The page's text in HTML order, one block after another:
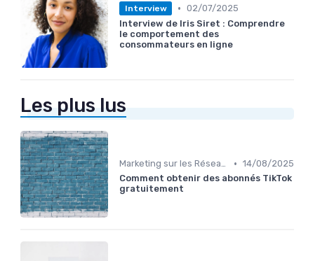
Interview • 02/07/2025
Interview de Iris Siret : Comprendre
le comportement des
consommateurs en ligne
Les plus lus
Marketing sur les Réseaux Sociaux • 14/08/2025
Comment obtenir des abonnés TikTok
gratuitement